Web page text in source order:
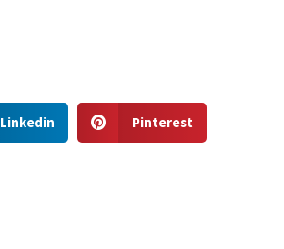
Linkedin
h
Pinterest